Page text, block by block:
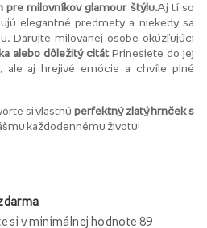
pre milovníkov glamour štýlu.Aj tí so
elegantné predmety a niekedy sa
Darujte milovanej osobe okúzľujúci
alebo dôležitý citát Prinesiete do jej
ale aj hrejivé emócie a chvíle plné
si vlastnúperfektný zlatý hrnček s
každodennému životu!
si v minimálnej hodnote 89